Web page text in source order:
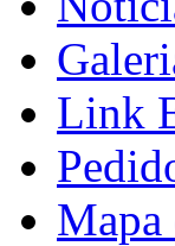
Link
Mapa